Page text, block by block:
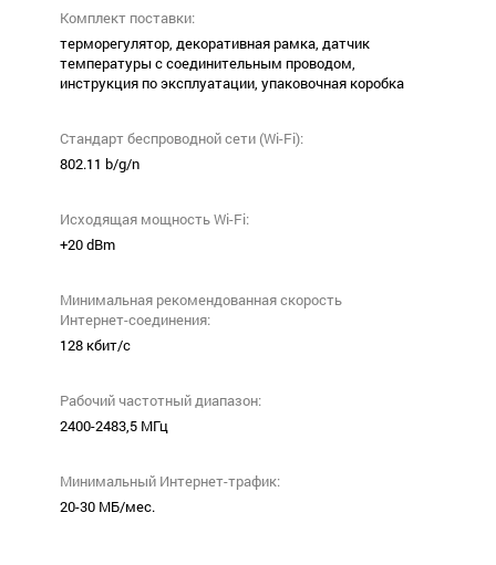
Комплект поставки:
терморегулятор, декоративная рамка, датчик
температуры с соединительным проводом,
инструкция по эксплуатации, упаковочная коробка
Стандарт беспроводной сети (Wi-Fi):
802.11 b/g/n
Исходящая мощность Wi-Fi:
+20 dBm
Минимальная рекомендованная скорость
Интернет-соединения:
128 кбит/с
Рабочий частотный диапазон:
2400-2483,5 МГц
Минимальный Интернет-трафик:
20-30 МБ/мес.